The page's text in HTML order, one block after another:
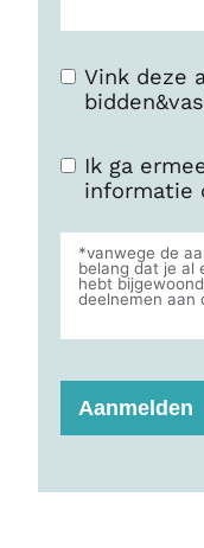
Vink deze
Ik ga
informatie
Aanmelden